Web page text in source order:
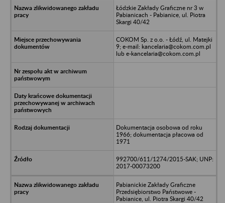
Łódzkie Zakłady Graficzne nr 3 w
Pabianicach - Pabianice, ul. Piotra
Skargi 40/42
COKOM Sp. z o.o. - Łódź, ul. Matejki
9; e-mail: kancelaria@cokom.com.pl
lub e-kancelaria@cokom.com.pl
Dokumentacja osobowa od roku
1966; dokumentacja płacowa od
1971
992700/611/1274/2015-SAK; UNP:
2017-00073200
Pabianickie Zakłady Graficzne
Przedsiębiorstwo Państwowe -
Pabianice, ul. Piotra Skargi 40/42